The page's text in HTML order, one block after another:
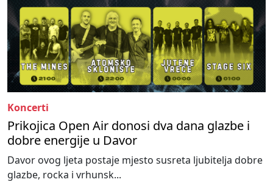
Koncerti
Prikojica Open Air donosi dva dana glazbe i
dobre energije u Davor
Davor ovog ljeta postaje mjesto susreta ljubitelja dobre
glazbe, rocka i vrhunsk...